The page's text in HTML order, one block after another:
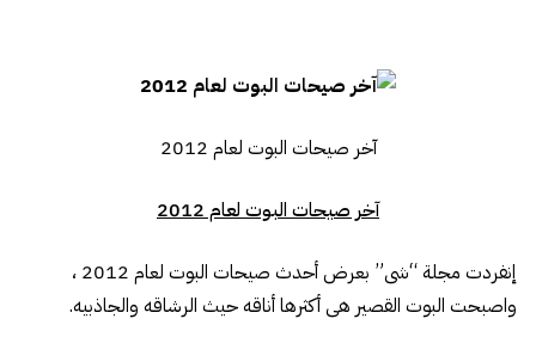
آخر صيحات البوت لعام 2012
آخر صيحات البوت لعام 2012
إنفردت مجلة “شى” بعرض أحدث صيحات البوت لعام 2012 ،
واصبحت البوت القصير هى أكثرها أناقه حيث الرشاقه والجاذبيه.